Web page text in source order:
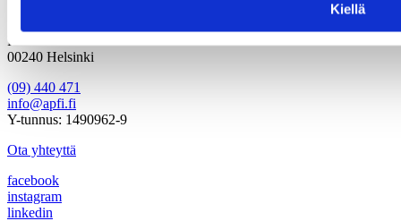
Kiellä
Pasilankatu 2
00240 Helsinki
(09) 440 471
info@apfi.fi
Y-tunnus: 1490962-9
Ota yhteyttä
facebook
instagram
linkedin